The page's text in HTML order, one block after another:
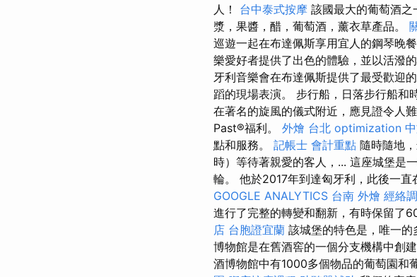
人！ 台中泰式按摩 該國最大的葡萄酒
漿，果醬，醋，葡萄酒，薰衣草產品。
巡遊一起在布達佩斯享用宜人的鋼琴晚餐
樂愛好者提供了出色的體驗，並以活潑
牙利音樂會在布達佩斯提供了最受歡迎
蹈的現場表演。 步行船，日落步行船和
在著名的旋風的儀式附近，應見證令人
Past®福利。 外燴 台北 optimization
點和服務。 記帳士 會計重點 隨時隨地
時）等待著親愛的客人，... 這座城堡是
輪。 他於2017年到達匈牙利，此後一
GOOGLE ANALYTICS 台南 外燴 經絡
進行了完整的轉變和翻新，有時保留了
店 台胞證宜蘭 該城堡的特色是，唯一
博物館是在舊酒窖的一個分支機構中創
酒博物館中有1000多個物品的葡萄園和